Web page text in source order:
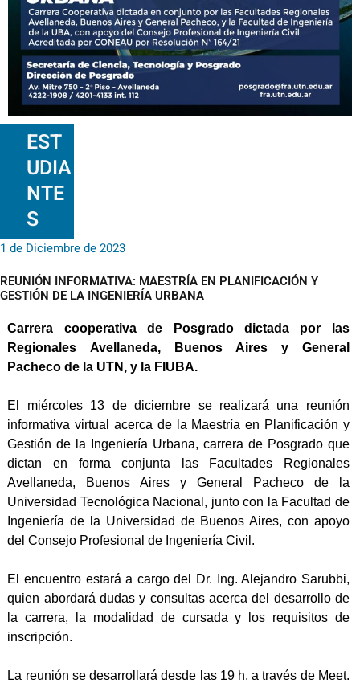
EST
UDIA
NTE
S
1 de Diciembre de 2023
REUNIÓN INFORMATIVA: MAESTRÍA EN PLANIFICACIÓN Y
GESTIÓN DE LA INGENIERÍA URBANA
Carrera cooperativa de Posgrado dictada por las
Regionales Avellaneda, Buenos Aires y General
Pacheco de la UTN, y la FIUBA.
El miércoles 13 de diciembre se realizará una reunión
informativa virtual acerca de la Maestría en Planificación y
Gestión de la Ingeniería Urbana, carrera de Posgrado que
dictan en forma conjunta las Facultades Regionales
Avellaneda, Buenos Aires y General Pacheco de la
Universidad Tecnológica Nacional, junto con la Facultad de
Ingeniería de la Universidad de Buenos Aires, con apoyo
del Consejo Profesional de Ingeniería Civil.
El encuentro estará a cargo del Dr. Ing. Alejandro Sarubbi,
quien abordará dudas y consultas acerca del desarrollo de
la carrera, la modalidad de cursada y los requisitos de
inscripción.
La reunión se desarrollará desde las 19 h, a través de Meet.